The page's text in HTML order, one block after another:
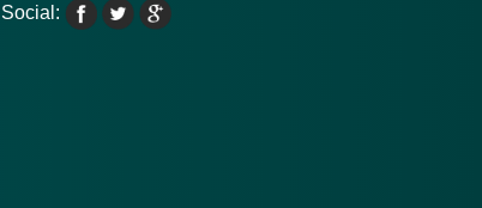
Social: